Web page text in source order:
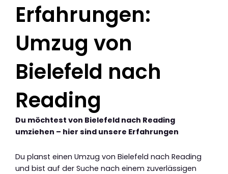
Erfahrungen:
Umzug von
Bielefeld nach
Reading
Du möchtest von Bielefeld nach Reading
umziehen – hier sind unsere Erfahrungen
Du planst einen Umzug von Bielefeld nach Reading
und bist auf der Suche nach einem zuverlässigen